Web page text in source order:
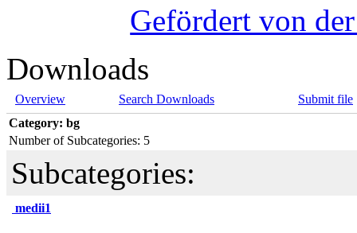
Gefördert von
Downloads
Overview Search Downloads
Submit file
Category: bg
Number of Subcategories: 5
Subcategories:
medii1